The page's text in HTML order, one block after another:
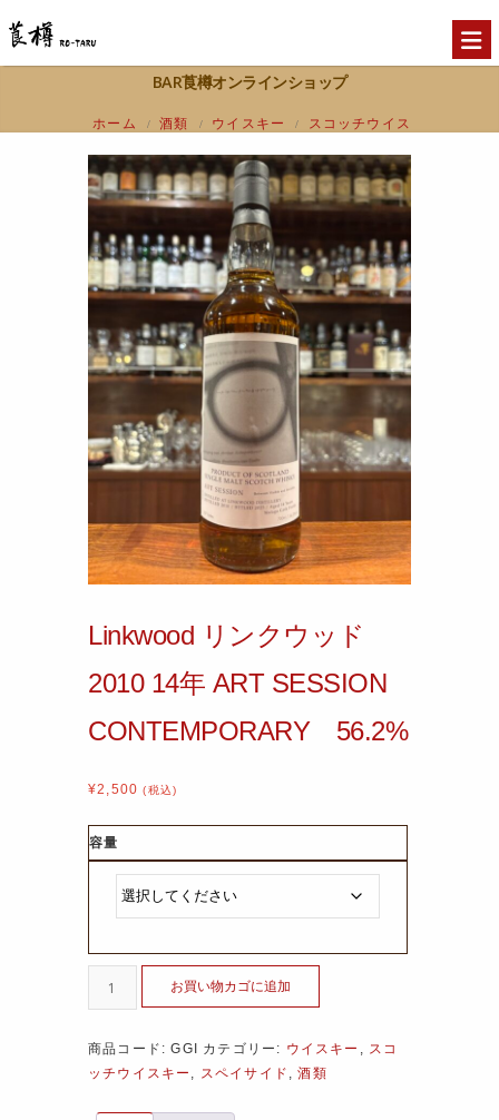
BAR莨樽オンラインショップ
ホーム / 酒類 / ウイスキー /
スコッチウイス
ド 2010 14年 ART SESSION
CONTEMPORARY 56.2%
Linkwood リンクウッド
2010 14年 ART SESSION
CONTEMPORARY 56.2%
¥2,500 (税込)
容量
お買い物カゴに追加
商品コード:GGI カテゴリー: ウイスキー , スコ
ッチウイスキー , スペイサイド ,酒類